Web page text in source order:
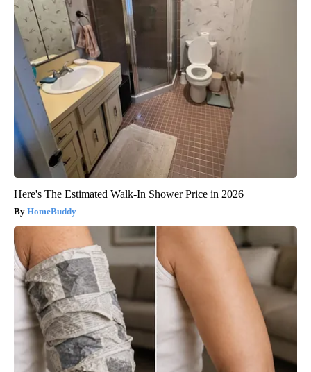
Here's The Estimated Walk-In Shower Price in 2026
HomeBuddy